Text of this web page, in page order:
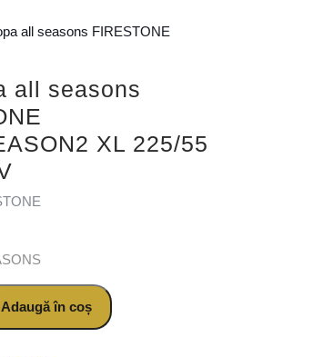
all seasons FIRESTONE
all seasons
XL 225/55
all seasons FIRESTONE MULTISEASON2 XL 225/
Adaugă în coș